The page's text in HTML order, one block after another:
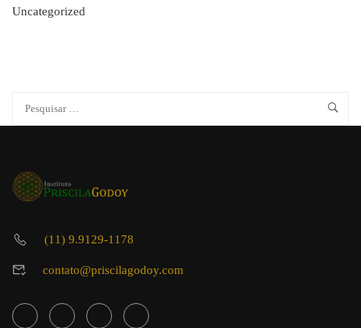
Uncategorized
(11) 9.9129-1178
contato@priscilagodoy.com